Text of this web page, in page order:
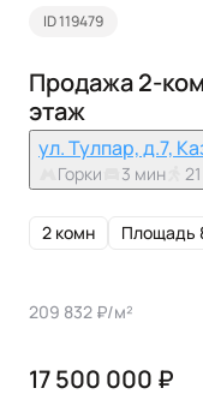
ID 119479
Продажа 2-
этаж
ул. Тулпар, д.7,
Горки 3 мин
2 комн Площадь
209 832 ₽/м²
17 500 000 ₽